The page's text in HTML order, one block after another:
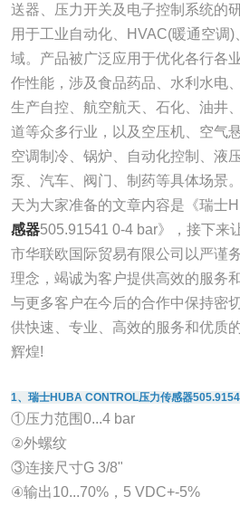
送器、压力开关及电子控制系统的
用于工业自动化、HVAC(暖通空调
域。产品被广泛应用于优化各行各
作性能，涉及食品药品、水利水电
生产自控、航空航天、石化、油井
道等众多行业，以及空压机、空气
空调制冷、锅炉、自动化控制、液
泵、汽车、阀门、制药等具体场景
天为大家准备的文章内容是《瑞士
感器505.91541 0-4 bar》，接下来
市华联欧国际贸易有限公司以严谨
理念，竭诚为客户提供高效的服务
与更多客户在今后的合作中保持密
供快速、专业、高效的服务和优质
辉煌!
1、瑞士HUBA CONTROL压力传感器
①压力范围0...4 bar
②外螺纹
③连接尺寸G 3/8"
④输出10...70%，5 VDC+-5%